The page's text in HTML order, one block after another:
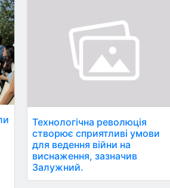
Технологічна революція
створює сприятливі умови
для ведення війни на
виснаження, зазначив
Залужний.